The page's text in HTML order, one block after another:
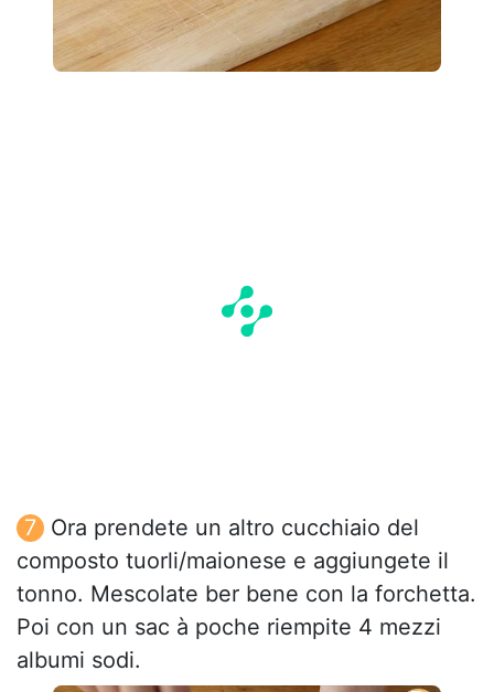
Ora prendete un altro cucchiaio del
composto tuorli/maionese e aggiungete il
tonno. Mescolate ber bene con la forchetta.
Poi con un sac à poche riempite 4 mezzi
albumi sodi.